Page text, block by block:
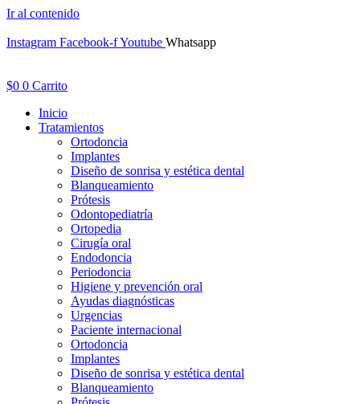
Ir al contenido
Instagram Facebook-fYoutube Whatsapp
$0 0 Carrito
Inicio
Tratamientos
Ortodoncia
Implantes
Diseño de sonrisa y estética dental
Blanqueamiento
Prótesis
Odontopediatría
Ortopedia
Cirugía oral
Endodoncia
Periodoncia
Higiene y prevención oral
Ayudas diagnósticas
Urgencias
Paciente internacional
Ortodoncia
Implantes
Diseño de sonrisa y estética dental
Blanqueamiento